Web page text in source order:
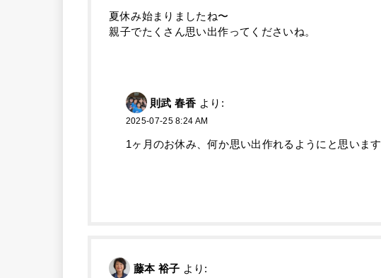
夏休み始まりましたね〜
親子でたくさん思い出作ってくださいね。
則武 春香 より:
2025-07-25 8:24 AM
1ヶ月のお休み、何か思い出作れるようにと思います
藤本 裕子 より: